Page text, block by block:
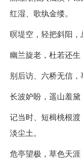
红湿、歌纨金缕。
暝堤空，轻把斜阳，
幽兰旋老，杜若还生
别后访、六桥无信，
长波妒盼，遥山羞黛
记当时、短楫桃根
淡尘土。
危亭望极，草色天涯